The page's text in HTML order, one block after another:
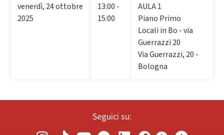
venerdì, 24ottobre
2025
13:00 -
15:00
AULA 1
Piano Primo
Locali in Bo - via
Guerrazzi 20
Via Guerrazzi, 20 -
Bologna
Seguici su: